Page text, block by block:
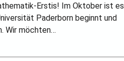
Erstis! Im Oktober ist es
Paderborn beginnt und
Wir möchten…